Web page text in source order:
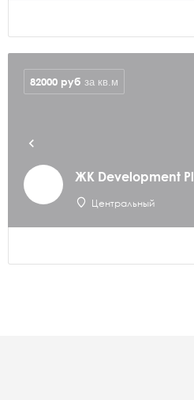
ЖК Development
Центральный
82000 руб за кв.м